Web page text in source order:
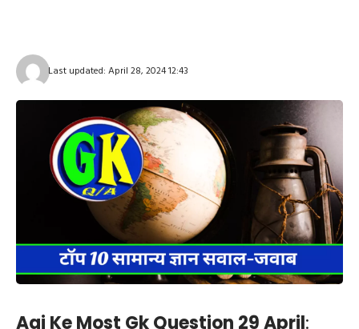
Last updated: April 28, 2024 12:43
Aaj Ke Most Gk Question 29 April: